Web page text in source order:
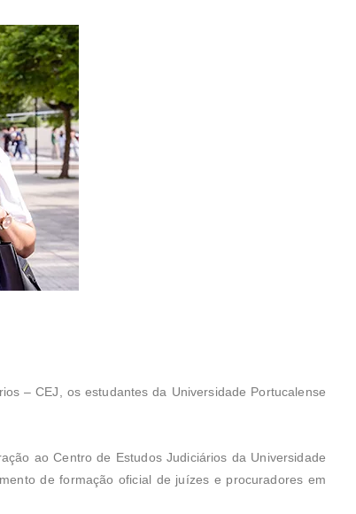
– CEJ, os estudantes da Universidade Portucalense
ao Centro de Estudos Judiciários da Universidade
de formação oficial de juízes e procuradores em